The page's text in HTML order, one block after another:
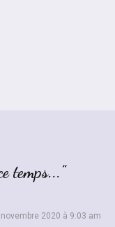
temps...”
2020 à 9:03 am